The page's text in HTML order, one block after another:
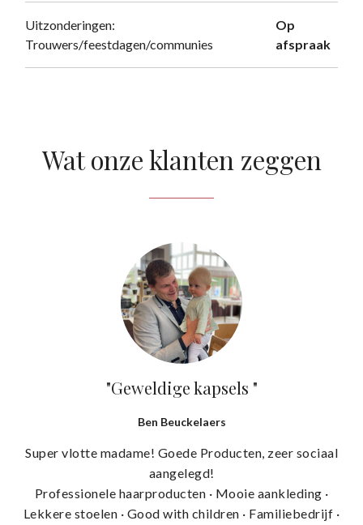
Uitzonderingen:
Trouwers/feestdagen/communies
Op
afspraak
Wat onze klanten zeggen
"Geweldige kapsels "
Ben Beuckelaers
Super vlotte madame! Goede Producten, zeer sociaal
aangelegd!
Professionele haarproducten · Mooie aankleding ·
Lekkere stoelen · Good with children · Familiebedrijf ·